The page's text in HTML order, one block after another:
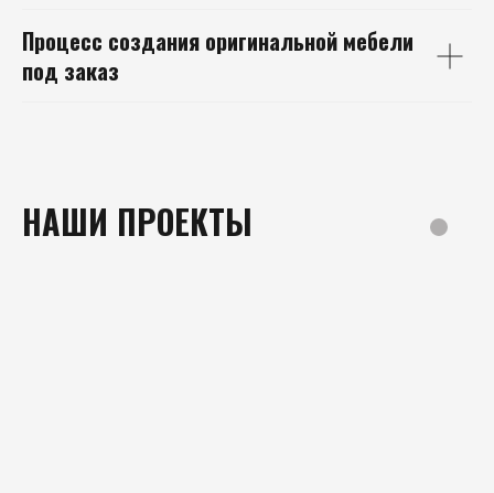
Процесс создания оригинальной мебели
под заказ
НАШИ ПРОЕКТЫ